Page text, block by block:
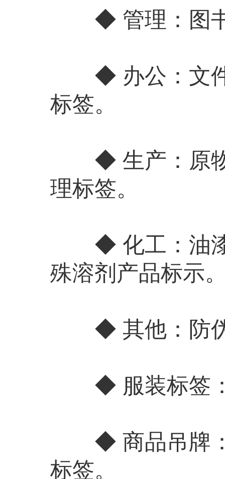
◆ 管理：图书
◆ 办公：文件
标签。
◆ 生产：原物
理标签。
◆ 化工：油漆
殊溶剂产品标示
◆ 其他：防伪
◆ 服装标签：
◆ 商品吊牌：
标签。